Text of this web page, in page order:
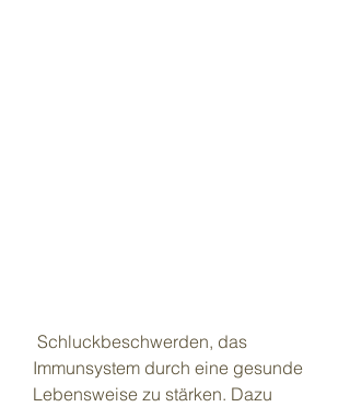
Immunsystem durch eine gesunde
Lebensweise zu stärken. Dazu